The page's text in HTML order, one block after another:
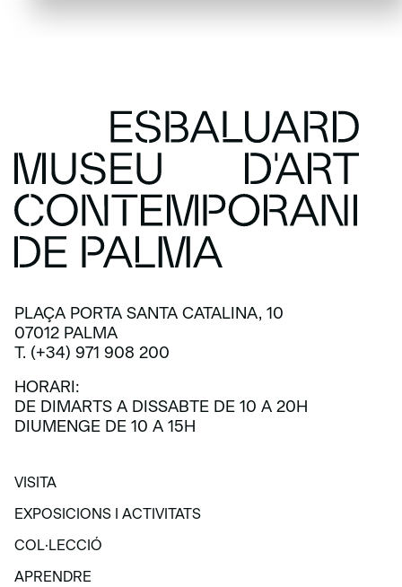
PLAÇA PORTA SANTA CATALINA, 10
07012 PALMA
T. (+34) 971 908 200
HORARI:
DE DIMARTS A DISSABTE DE 10 A 20H
DIUMENGE DE 10 A 15H
VISITA
VISITA
EXPOSICIONS I ACTIVITATS
EXPOSICIONS I ACTIVITATS
COL·LECCIÓ
COL·LECCIÓ
APRENDRE